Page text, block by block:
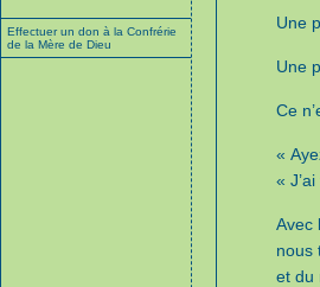
Effectuer un don à la Confrérie
de la Mère de Dieu
Une
Une
Ce
«
«
Avec
nous
et du